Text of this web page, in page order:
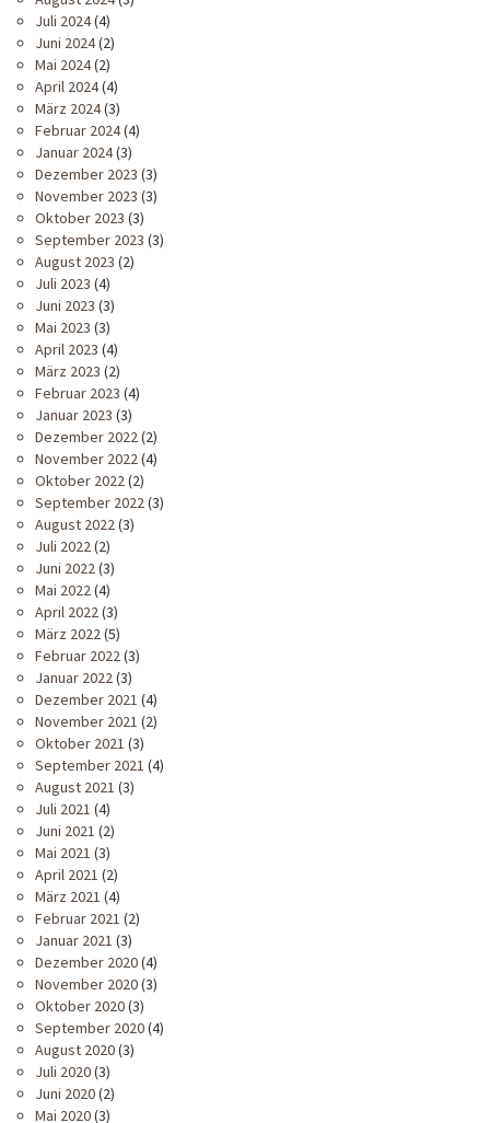
Juli 2024(4)
Juni 2024(2)
Mai 2024(2)
April 2024(4)
März 2024(3)
Februar 2024(4)
Januar 2024(3)
Dezember 2023 (3)
November 2023 (3)
Oktober 2023 (3)
September 2023 (3)
August 2023 (2)
Juli 2023 (4)
Juni 2023 (3)
Mai 2023 (3)
April 2023 (4)
März 2023 (2)
Februar 2023 (4)
Januar 2023 (3)
Dezember 2022(2)
November 2022(4)
Oktober 2022(2)
September 2022(3)
August 2022(3)
Juli 2022(2)
Juni 2022(3)
Mai 2022(4)
April 2022(3)
März 2022(5)
Februar 2022(3)
Januar 2022(3)
Dezember 2021 (4)
November 2021 (2)
Oktober 2021 (3)
September 2021 (4)
August 2021 (3)
Juli 2021 (4)
Juni 2021 (2)
Mai 2021 (3)
April 2021 (2)
März 2021 (4)
Februar 2021 (2)
Januar 2021 (3)
Dezember 2020(4)
November 2020(3)
Oktober 2020(3)
September 2020(4)
August 2020(3)
Juli 2020(3)
Juni 2020(2)
Mai 2020(3)